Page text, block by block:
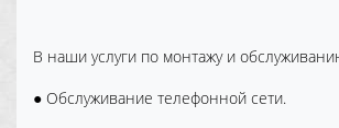
В наши услуги по монтажу и
● Обслуживание телефонной сети.